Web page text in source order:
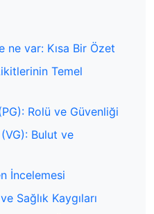
ne var: Kısa Bir Özet
Temel
Rolü ve Güvenliği
Bulut ve
İncelemesi
Sağlık Kaygıları